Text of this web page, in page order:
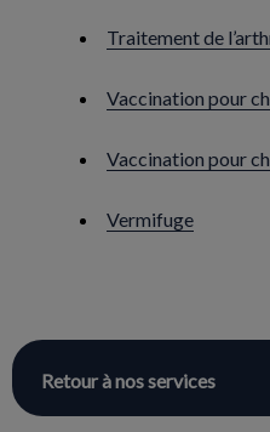
Traitement de
Vaccination pour
Vaccination pour
Vermifuge
Retour à nos services